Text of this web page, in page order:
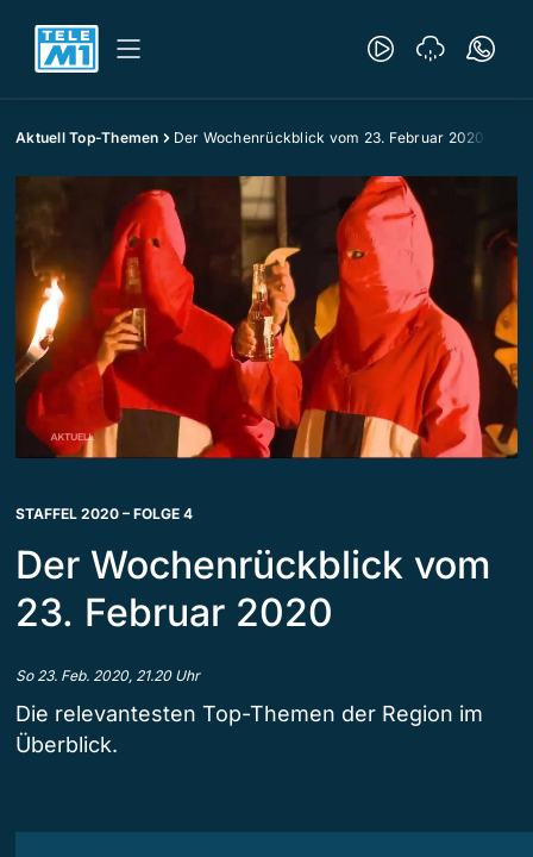
Aktuell Top-Themen Der Wochenrückblick vom 23. Februar 2020
STAFFEL 2020 – FOLGE 4
Der Wochenrückblick vom
23. Februar 2020
So 23. Feb. 2020, 21.20 Uhr
Die relevantesten Top-Themen der Region im
Überblick.